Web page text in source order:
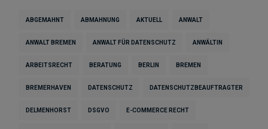
ABGEMAHNT ABMAHNUNG AKTUELL ANWALT
ANWALT BREMEN ANWALT FÜR DATENSCHUTZ ANWÄLTIN
ARBEITSRECHT BERATUNG BERLIN BREMEN
BREMERHAVEN DATENSCHUTZ DATENSCHUTZBEAUFTRAGTER
DELMENHORST DSGVO E-COMMERCE RECHT